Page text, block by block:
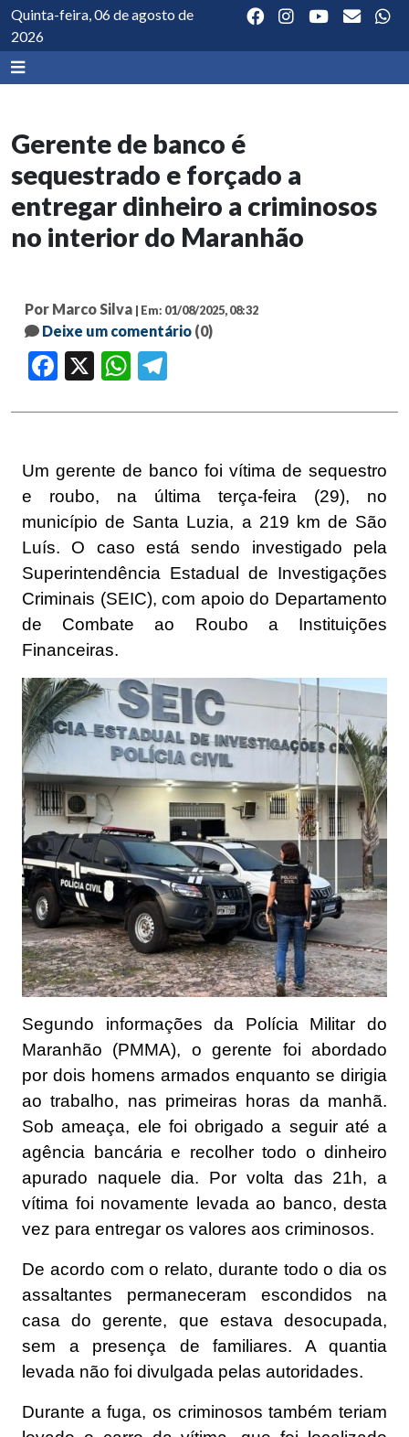
Quinta-feira, 06 de agosto de
2026
Gerente de banco é
sequestrado e forçado a
entregar dinheiro a criminosos
no interior do Maranhão
Por Marco Silva | Em: 01/08/2025, 08:32
Deixe um comentário (0)
Facebook WhatsApp
Um gerente de banco foi vítima de sequestro
e roubo, na última terça-feira (29), no
município de Santa Luzia, a 219 km de São
Luís. O caso está sendo investigado pela
Superintendência Estadual de Investigações
Criminais (SEIC), com apoio do Departamento
de Combate ao Roubo a Instituições
Financeiras.
Segundo informações da Polícia Militar do
Maranhão (PMMA), o gerente foi abordado
por dois homens armados enquanto se dirigia
ao trabalho, nas primeiras horas da manhã.
Sob ameaça, ele foi obrigado a seguir até a
agência bancária e recolher todo o dinheiro
apurado naquele dia. Por volta das 21h, a
vítima foi novamente levada ao banco, desta
vez para entregar os valores aos criminosos.
De acordo com o relato, durante todo o dia os
assaltantes permaneceram escondidos na
casa do gerente, que estava desocupada,
sem a presença de familiares. A quantia
levada não foi divulgada pelas autoridades.
Durante a fuga, os criminosos também teriam